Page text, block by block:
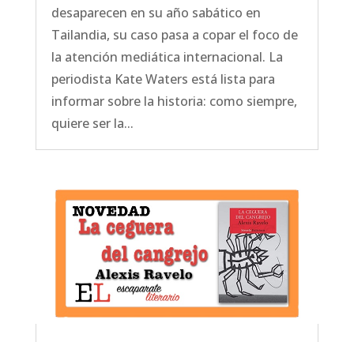
desaparecen en su año sabático en
Tailandia, su caso pasa a copar el foco de
la atención mediática internacional. La
periodista Kate Waters está lista para
informar sobre la historia: como siempre,
quiere ser la...